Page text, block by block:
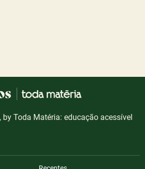
, by Toda Matéria: educação acessível